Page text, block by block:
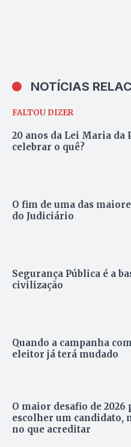
NOTÍCIAS
FALTOU DIZER
20 anos da Lei Maria da
celebrar o quê?
O fim de uma das
do Judiciário
Segurança Pública é a
civilização
Quando a campanha
eleitor já terá mudado
O maior desafio de 2026
escolher um candidato,
no que acreditar